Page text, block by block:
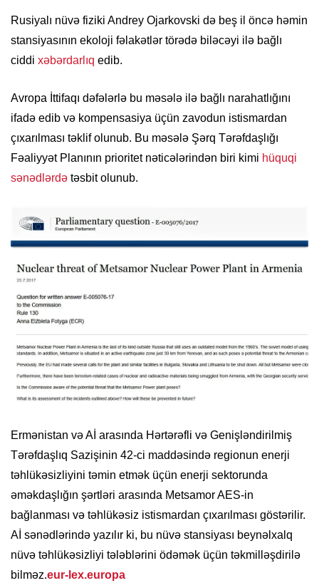
Rusiyalı nüvə fiziki Andrey Ojarkovski də beş il öncə həmin
stansiyasının ekoloji fəlakətlər törədə biləcəyi ilə bağlı
ciddi xəbərdarlıq edib.
Avropa İttifaqı dəfələrlə bu məsələ ilə bağlı narahatlığını
ifadə edib və kompensasiya üçün zavodun istismardan
çıxarılması təklif olunub. Bu məsələ Şərq Tərəfdaşlığı
Fəaliyyət Planının prioritet nəticələrindən biri kimi hüquqi
sənədlərdə təsbit olunub.
Ermənistan və Aİ arasında Hərtərəfli və Genişləndirilmiş
Tərəfdaşlıq Sazişinin 42-ci maddəsində regionun enerji
təhlükəsizliyini təmin etmək üçün enerji sektorunda
əməkdaşlığın şərtləri arasında Metsamor AES-in
bağlanması və təhlükəsiz istismardan çıxarılması göstərilir.
Aİ sənədlərində yazılır ki, bu nüvə stansiyası beynəlxalq
nüvə təhlükəsizliyi tələblərini ödəmək üçün təkmilləşdirilə
bilməz.eur-lex.europa